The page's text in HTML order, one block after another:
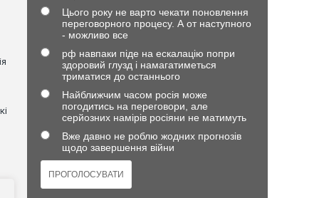
Цього року не варто чекати поновлення
переговорного процесу. А от наступного
- можливо все
рф навпаки піде на ескалацію попри
здоровий глузд і намагатиметься
триматися до останнього
Найближчим часом росія може
погодитись на переговори, але
серйозних намірів росіяни не матимуть
Вже давно не роблю жодних прогнозів
щодо завершення війни